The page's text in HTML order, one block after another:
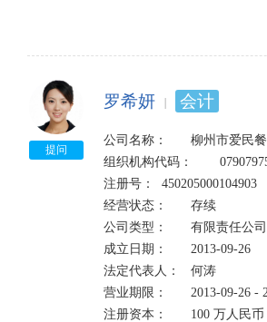
3、因未在工商行政管理部
的；列入经营异常名录。
4、因公示企业信息隐瞒真
提问
罗希妍 会计
公司名称：	柳州市爱民餐饮管理有限公司
组织机构代码：	079079750
注册号：	450205000104903
经营状态：	存续
公司类型：	有限责任公司(自然人投资或控股)
成立日期：	2013-09-26
法定代表人：	何涛
营业期限：	2013-09-26 - 2034-09-25
注册资本：	100 万人民币